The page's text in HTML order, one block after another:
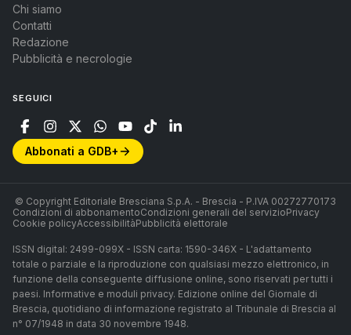
Carucci, geologo milanese e addetto alle vendite
dell’azienda bresciana. Sempre lui, dialogando con un
collega, dice: «Siamo talmente aziendalisti da non
inquinamento del terreno agricolo
spandimento fosse stato ripetuto nel tempo,
direttore Arpa, che aggiunge: «Non escludo che in
aspetto».
Stato di salute a Calcinatello
Per quanto riguarda leconseguenze sulla salute, per
ora, non ci sono studi che dimostrino con certezza la
Chi siamo
Contatti
Redazione
Pubblicità e necrologie
SEGUICI
Abbonati a GDB+
© Copyright Editoriale Bresciana S.p.A. - Brescia - P.IVA 00272770173
Condizioni di abbonamentoCondizioni generali del servizioPrivacy
Cookie policyAccessibilitàPubblicità elettorale
ISSN digital: 2499-099X - ISSN carta: 1590-346X - L'adattamento
totale o parziale e la riproduzione con qualsiasi mezzo elettronico, in
funzione della conseguente diffusione online, sono riservati per tutti i
paesi. Informative e moduli privacy. Edizione online del Giornale di
Brescia, quotidiano di informazione registrato al Tribunale di Brescia al
n° 07/1948 in data 30 novembre 1948.